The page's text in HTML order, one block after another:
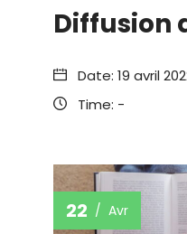
Diffusion
Date: 19 avril
Time: -
22 Avr